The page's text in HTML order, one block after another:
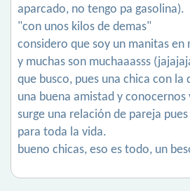
aparcado, no tengo pa gasolina).
"con unos kilos de demas"
considero que soy un manitas en
y muchas son muchaaasss
que busco, pues una chica con la
una buena amistad y conocernos
surge una relación de pareja
para toda la vida.
bueno chicas, eso es todo, un